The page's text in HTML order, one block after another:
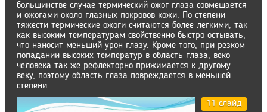
большинстве случае термический ожог глаза совмещается
и ожогами около глазных покровов кожи. По степени
тяжести термические ожоги считаются более легкими, так
как высоким температурам свойственно быстро остывать,
что наносит меньший урон глазу. Кроме того, при резком
попадании высоких температур в область глаза, веко
человека так же рефлекторно прижимается к другому
веку, поэтому область глаза повреждается в меньшей
степени.
11 слайд